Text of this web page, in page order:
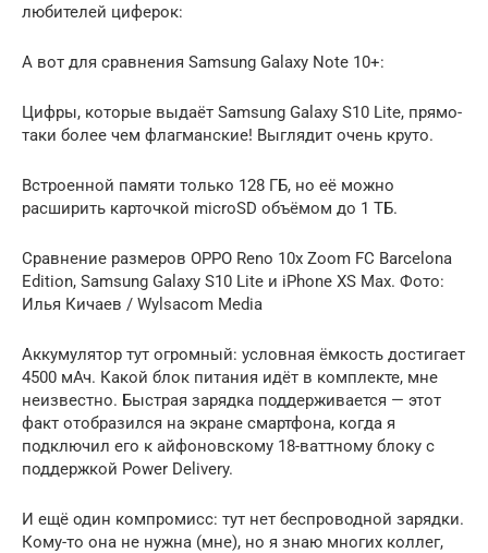
любителей циферок:
А вот для сравнения Samsung Galaxy Note 10+:
Цифры, которые выдаёт Samsung Galaxy S10 Lite, прямо-
таки более чем флагманские! Выглядит очень круто.
Встроенной памяти только 128 ГБ, но её можно
расширить карточкой microSD объёмом до 1 ТБ.
Сравнение размеров OPPO Reno 10x Zoom FC Barcelona
Edition, Samsung Galaxy S10 Lite и iPhone XS Max. Фото:
Илья Кичаев / Wylsacom Media
Аккумулятор тут огромный: условная ёмкость достигает
4500 мАч. Какой блок питания идёт в комплекте, мне
неизвестно. Быстрая зарядка поддерживается — этот
факт отобразился на экране смартфона, когда я
подключил его к айфоновскому 18-ваттному блоку с
поддержкой Power Delivery.
И ещё один компромисс: тут нет беспроводной зарядки.
Кому-то она не нужна (мне), но я знаю многих коллег,